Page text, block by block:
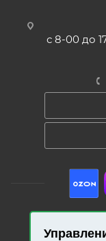
с 8-00 до